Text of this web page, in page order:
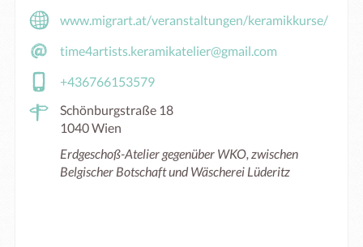
www.migrart.at/veranstaltungen/keramikkurse/
time4artists.keramikatelier@gmail.com
+436766153579
Schönburgstraße 18
1040 Wien
Erdgeschoß-Atelier gegenüber WKO, zwischen
Belgischer Botschaft und Wäscherei Lüderitz